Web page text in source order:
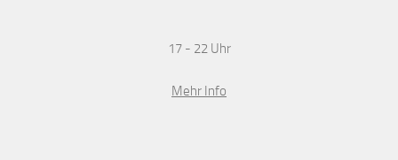
17 - 22 Uhr
Mehr Info